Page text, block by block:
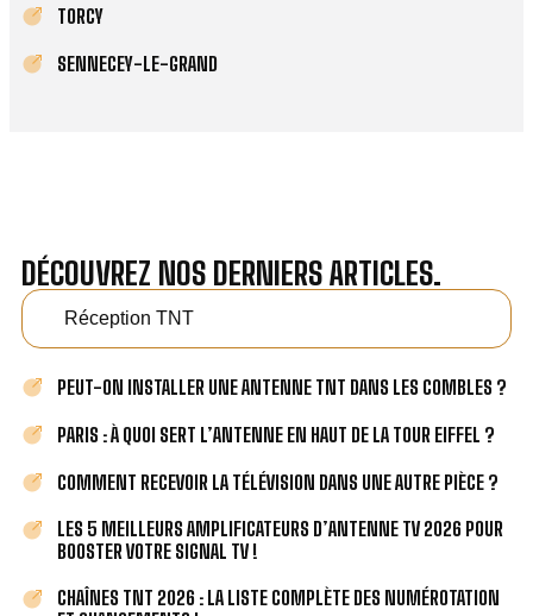
TORCY
SENNECEY-LE-GRAND
DÉCOUVREZ NOS DERNIERS ARTICLES.
Réception TNT
PEUT-ON INSTALLER UNE ANTENNE TNT DANS LES COMBLES ?
PARIS : À QUOI SERT L’ANTENNE EN HAUT DE LA TOUR EIFFEL ?
COMMENT RECEVOIR LA TÉLÉVISION DANS UNE AUTRE PIÈCE ?
LES 5 MEILLEURS AMPLIFICATEURS D’ANTENNE TV 2026 POUR
BOOSTER VOTRE SIGNAL TV !
CHAÎNES TNT 2026 : LA LISTE COMPLÈTE DES NUMÉROTATION